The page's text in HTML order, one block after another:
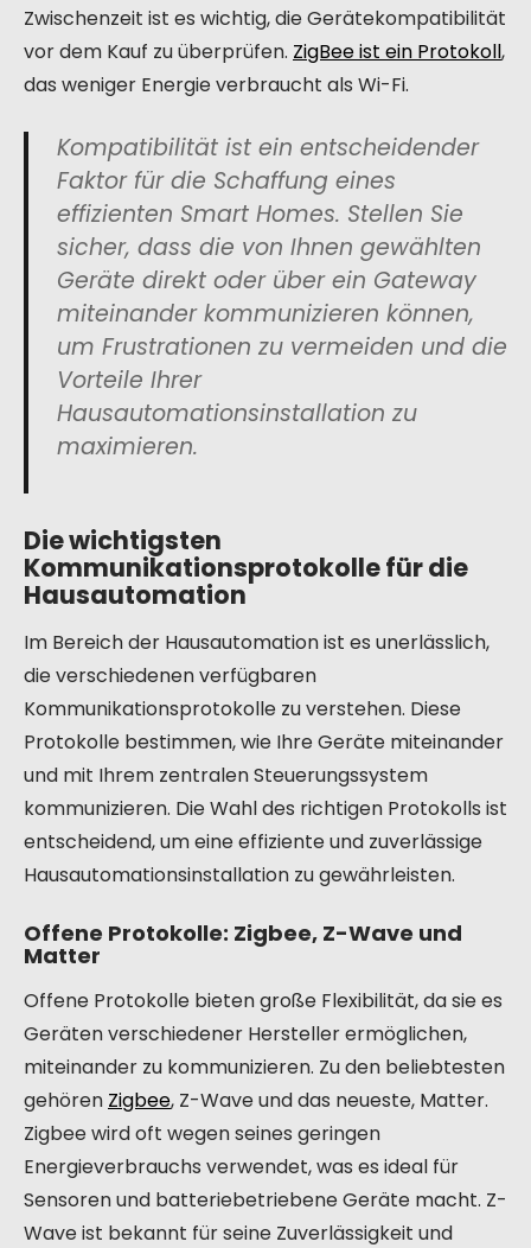
Zwischenzeit ist es wichtig, die Gerätekompatibilität
vor dem Kauf zu überprüfen. ZigBee ist ein Protokoll,
das weniger Energie verbraucht als Wi-Fi.
Kompatibilität ist ein entscheidender
Faktor für die Schaffung eines
effizienten Smart Homes. Stellen Sie
sicher, dass die von Ihnen gewählten
Geräte direkt oder über ein Gateway
miteinander kommunizieren können,
um Frustrationen zu vermeiden und die
Vorteile Ihrer
Hausautomationsinstallation zu
maximieren.
Die wichtigsten
Kommunikationsprotokolle für die
Hausautomation
Im Bereich der Hausautomation ist es unerlässlich,
die verschiedenen verfügbaren
Kommunikationsprotokolle zu verstehen. Diese
Protokolle bestimmen, wie Ihre Geräte miteinander
und mit Ihrem zentralen Steuerungssystem
kommunizieren. Die Wahl des richtigen Protokolls ist
entscheidend, um eine effiziente und zuverlässige
Hausautomationsinstallation zu gewährleisten.
Offene Protokolle: Zigbee, Z-Wave und
Matter
Offene Protokolle bieten große Flexibilität, da sie es
Geräten verschiedener Hersteller ermöglichen,
miteinander zu kommunizieren. Zu den beliebtesten
gehören Zigbee, Z-Wave und das neueste, Matter.
Zigbee wird oft wegen seines geringen
Energieverbrauchs verwendet, was es ideal für
Sensoren und batteriebetriebene Geräte macht. Z-
Wave ist bekannt für seine Zuverlässigkeit und